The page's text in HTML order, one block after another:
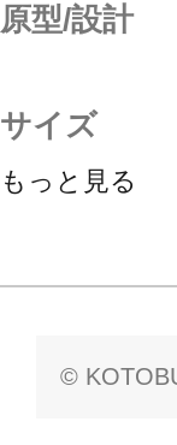
原型/設計
サイズ
もっと見る
©